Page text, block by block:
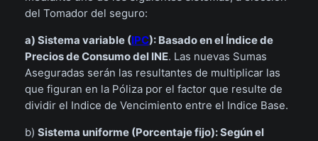
del Tomador del seguro:
a) Sistema variable (IPC): Basado en el Índice de
Precios de Consumo del INE. Las nuevas Sumas
Aseguradas serán las resultantes de multiplicar las
que figuran en la Póliza por el factor que resulte de
dividir el Indice de Vencimiento entre el Indice Base.
b) Sistema uniforme (Porcentaje fijo): Según el